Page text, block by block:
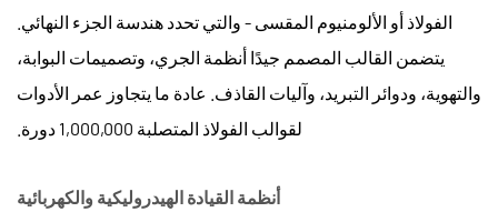
الحقن
اتجاهات
السوق
الفولاذ أو الألومنيوم المقسى - والتي تحدد هندسة الجزء النهائي.
يتضمن القالب المصمم جيدًا أنظمة الجري، وتصميمات البوابة،
والتهوية، ودوائر التبريد، وآليات القاذف. عادة ما يتجاوز عمر الأدوات
لقوالب الفولاذ المتصلبة 1,000,000 دورة.
أنظمة القيادة الهيدروليكية والكهربائية